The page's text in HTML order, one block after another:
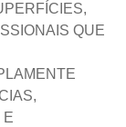
QUE
E